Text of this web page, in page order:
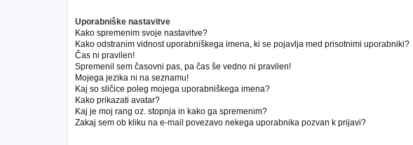
Uporabniške nastavitve
Kako spremenim svoje nastavitve?
Kako odstranim vidnost uporabniškega imena, ki se pojavlja med prisotnimi uporabniki?
Čas ni pravilen!
Spremenil sem časovni pas, pa čas še vedno ni pravilen!
Mojega jezika ni na seznamu!
Kaj so sličice poleg mojega uporabniškega imena?
Kako prikazati avatar?
Kaj je moj rang oz. stopnja in kako ga spremenim?
Zakaj sem ob kliku na e-mail povezavo nekega uporabnika pozvan k prijavi?